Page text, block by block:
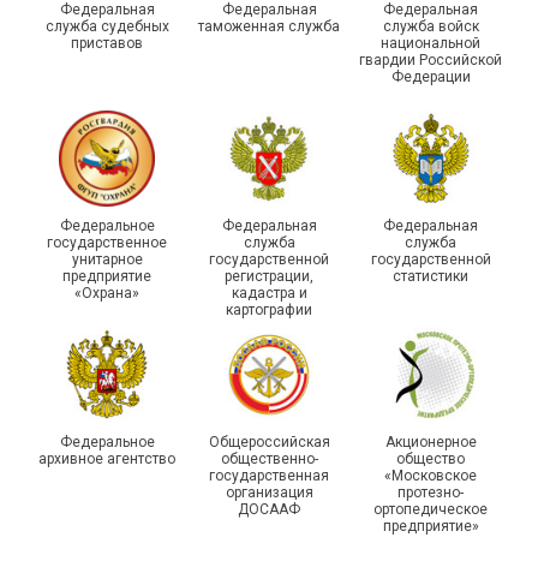
Федеральная
служба судебных
приставов
Федеральная
таможенная служба
Федеральная
служба войск
национальной
гвардии Российской
Федерации
Федеральное
государственное
унитарное
предприятие
«Охрана»
Федеральная
служба
государственной
регистрации,
кадастра и
картографии
Федеральная
служба
государственной
статистики
Федеральное
архивное агентство
Общероссийская
общественно-
государственная
организация
ДОСААФ
Акционерное
общество
«Московское
протезно-
ортопедическое
предприятие»